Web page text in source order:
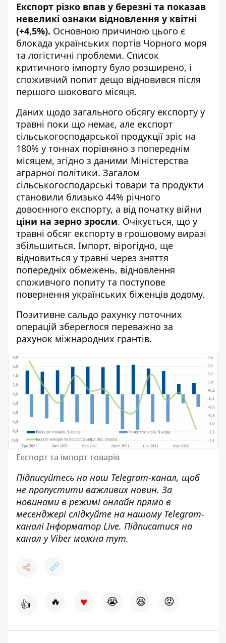
Експорт різко впав у березні та показав
невеликі ознаки відновлення у квітні
(+4,5%). Основною причиною цього є
блокада українських портів Чорного моря
та логістичні проблеми. Список
критичного імпорту було розширено, і
споживчий попит дещо відновився після
першого шокового місяця.
Даних щодо загального обсягу експорту у
травні поки що немає, але експорт
сільськогосподарської продукції зріс на
180% у тоннах порівняно з попереднім
місяцем, згідно з даними Міністерства
аграрної політики. Загалом
сільськогосподарські товари та продукти
становили близько 44% річного
довоєнного експорту, а від початку війни
ціни на зерно зросли. Очікується, що у
травні обсяг експорту в грошовому виразі
збільшиться. Імпорт, вірогідно, ще
відновиться у травні через зняття
попередніх обмежень, відновлення
споживчого попиту та поступове
повернення українських біженців додому.
Позитивне сальдо рахунку поточних
операцій збереглося переважно за
рахунок міжнародних грантів.
Експорт та імпорт товарів
Підписуйтесь на наш Telegram-канал, щоб
не пропустити важливих новин. За
новинами в режимі онлайн прямо в
месенджері слідкуйте на нашому Telegram-
каналіІнформатор Live. Підписатися на
канал у Viber можна тут.
👍 🔥 ♥ 😭 😆 😡